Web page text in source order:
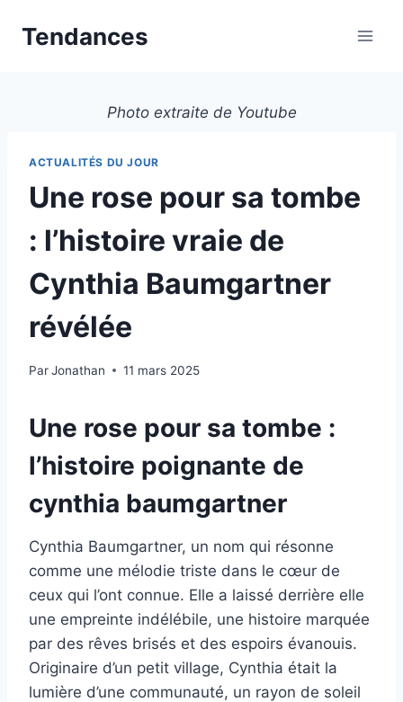
Tendances
Photo extraite de Youtube
ACTUALITÉS DU JOUR
Une rose pour sa tombe
: l’histoire vraie de
Cynthia Baumgartner
révélée
ParJonathan 11 mars 2025
Une rose pour sa tombe :
l’histoire poignante de
cynthia baumgartner
Cynthia Baumgartner, un nom qui résonne
comme une mélodie triste dans le cœur de
ceux qui l’ont connue. Elle a laissé derrière elle
une empreinte indélébile, une histoire marquée
par des rêves brisés et des espoirs évanouis.
Originaire d’un petit village, Cynthia était la
lumière d’une communauté, un rayon de soleil